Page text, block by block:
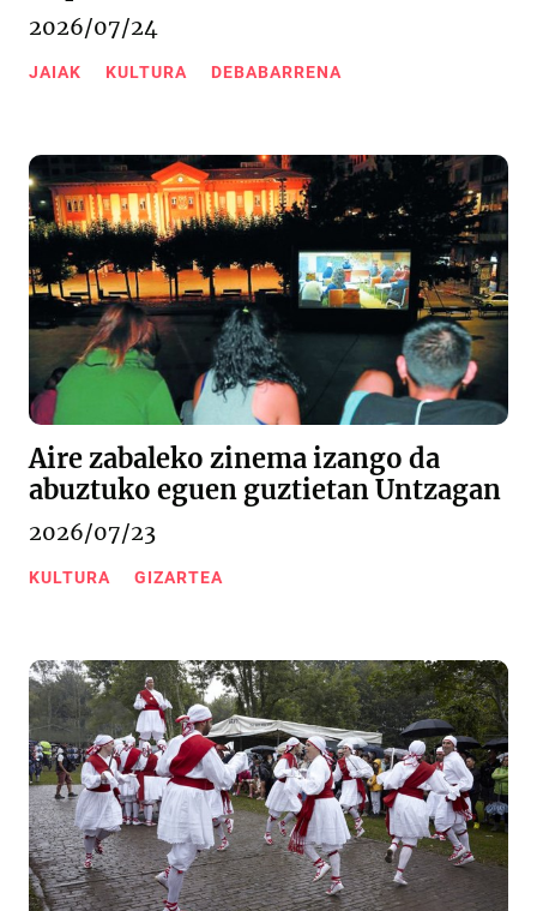
2026/07/24
JAIAK KULTURA DEBABARRENA
Aire zabaleko zinema izango da
abuztuko eguen guztietan Untzagan
2026/07/23
KULTURA GIZARTEA